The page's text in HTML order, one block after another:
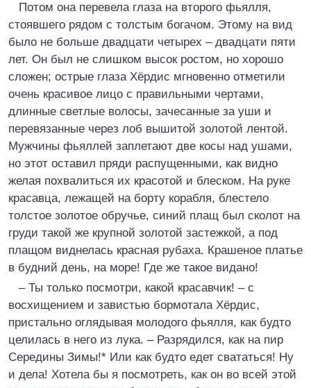
Потом она перевела глаза на второго фьялля,
стоявшего рядом с толстым богачом. Этому на вид
было не больше двадцати четырех – двадцати пяти
лет. Он был не слишком высок ростом, но хорошо
сложен; острые глаза Хёрдис мгновенно отметили
очень красивое лицо с правильными чертами,
длинные светлые волосы, зачесанные за уши и
перевязанные через лоб вышитой золотой лентой.
Мужчины фьяллей заплетают две косы над ушами,
но этот оставил пряди распущенными, как видно
желая похвалиться их красотой и блеском. На руке
красавца, лежащей на борту корабля, блестело
толстое золотое обручье, синий плащ был сколот на
груди такой же крупной золотой застежкой, а под
плащом виднелась красная рубаха. Крашеное платье
в будний день, на море! Где же такое видано!
– Ты только посмотри, какой красавчик! – с
восхищением и завистью бормотала Хёрдис,
пристально оглядывая молодого фьялля, как будто
целилась в него из лука. – Разрядился, как на пир
Середины Зимы!* Или как будто едет свататься! Ну
и дела! Хотела бы я посмотреть, как он во всей этой